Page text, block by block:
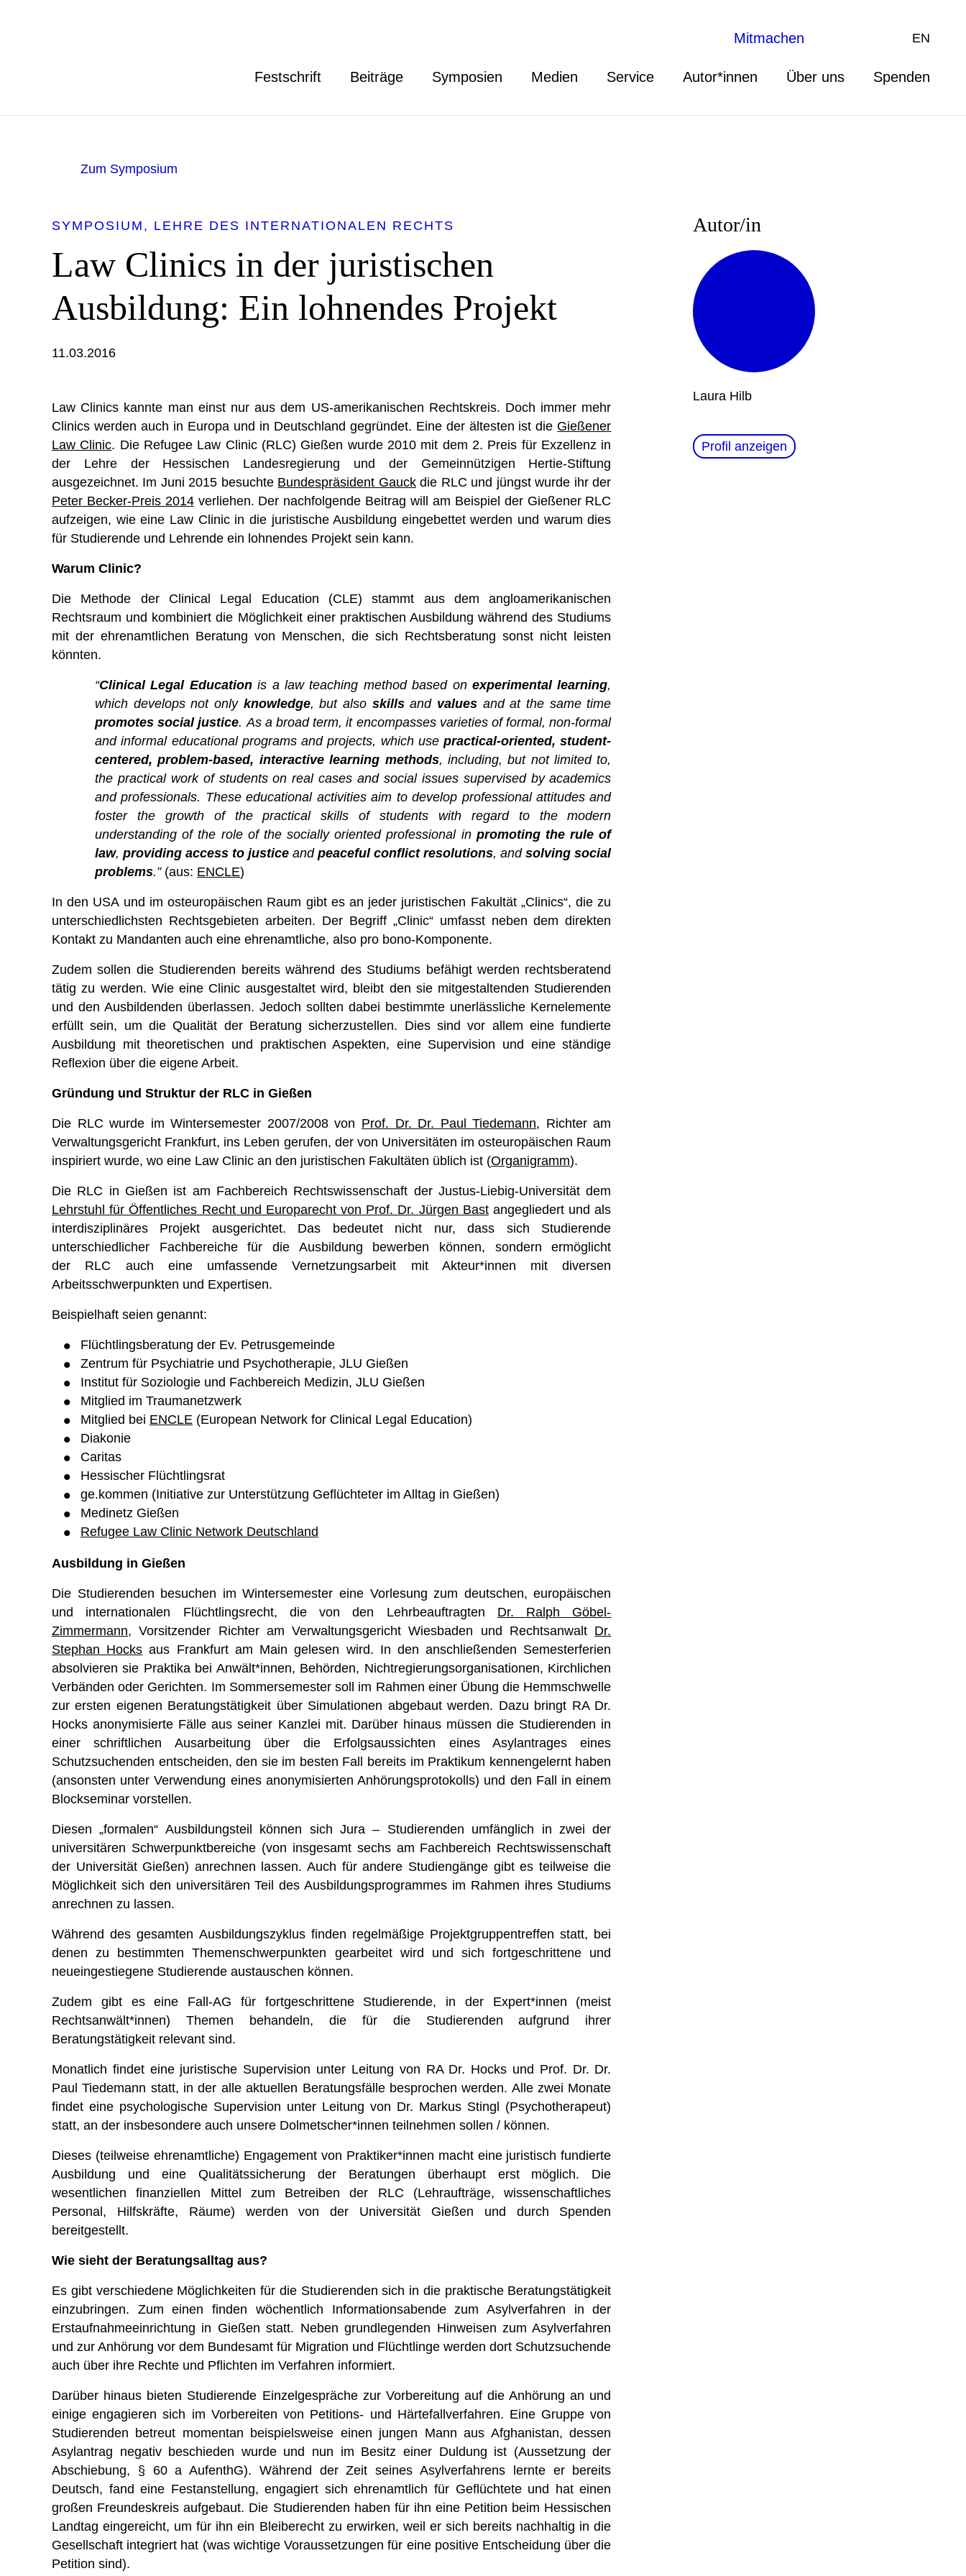
Festschrift Beiträge Symposien Medien Service Autor*innen Über uns Spenden
EN
Mitmachen
Zum Symposium
SYMPOSIUM LEHRE DES INTERNATIONALEN RECHTS
Law Clinics in der juristischen
Ausbildung: Ein lohnendes Projekt
11.03.2016
Law Clinics kannte man einst nur aus dem US-amerikanischen Rechtskreis. Doch immer mehr
Clinics werden auch in Europa und in Deutschland gegründet. Eine der ältesten ist die Gießener
Law Clinic. Die Refugee Law Clinic (RLC) Gießen wurde 2010 mit dem 2. Preis für Exzellenz in
der Lehre der Hessischen Landesregierung und der Gemeinnützigen Hertie-Stiftung
ausgezeichnet. Im Juni 2015 besuchte Bundespräsident Gauckdie RLC und jüngst wurde ihr der
Peter Becker-Preis 2014verliehen. Der nachfolgende Beitrag will am Beispiel der Gießener RLC
aufzeigen, wie eine Law Clinic in die juristische Ausbildung eingebettet werden und warum dies
für Studierende und Lehrende ein lohnendes Projekt sein kann.
Warum Clinic?
Die Methode der Clinical Legal Education (CLE) stammt aus dem angloamerikanischen
Rechtsraum und kombiniert die Möglichkeit einer praktischen Ausbildung während des Studiums
mit der ehrenamtlichen Beratung von Menschen, die sich Rechtsberatung sonst nicht leisten
könnten.
“Clinical Legal Educationis a law teaching method based onexperimental learning,
which develops not only knowledge, but also skillsand values and at the same time
promotes social justice. As a broad term, it encompasses varieties of formal, non-formal
and informal educational programs and projects, which usepractical-oriented, student-
centered, problem-based, interactive learning methods, including, but not limited to,
the practical work of students on real cases and social issues supervised by academics
and professionals. These educational activities aim to develop professional attitudes and
foster the growth of the practical skills of students with regard to the modern
understanding of the role of the socially oriented professional in promoting the rule of
law,providing access to justice andpeaceful conflict resolutions, andsolving social
problems.” (aus: ENCLE)
In den USA und im osteuropäischen Raum gibt es an jeder juristischen Fakultät „Clinics“, die zu
unterschiedlichsten Rechtsgebieten arbeiten. Der Begriff „Clinic“ umfasst neben dem direkten
Kontakt zu Mandanten auch eine ehrenamtliche, also pro bono-Komponente.
Zudem sollen die Studierenden bereits während des Studiums befähigt werden rechtsberatend
tätig zu werden. Wie eine Clinic ausgestaltet wird, bleibt den sie mitgestaltenden Studierenden
und den Ausbildenden überlassen. Jedoch sollten dabei bestimmte unerlässliche Kernelemente
erfüllt sein, um die Qualität der Beratung sicherzustellen. Dies sind vor allem eine fundierte
Ausbildung mit theoretischen und praktischen Aspekten, eine Supervision und eine ständige
Reflexion über die eigene Arbeit.
Gründung und Struktur der RLC in Gießen
Die RLC wurde im Wintersemester 2007/2008 von Prof. Dr. Dr. Paul Tiedemann, Richter am
Verwaltungsgericht Frankfurt, ins Leben gerufen, der von Universitäten im osteuropäischen Raum
inspiriert wurde, wo eine Law Clinic an den juristischen Fakultäten üblich ist (Organigramm).
Die RLC in Gießen ist am Fachbereich Rechtswissenschaft der Justus-Liebig-Universität dem
Lehrstuhl für Öffentliches Recht und Europarecht von Prof. Dr. Jürgen Bastangegliedert und als
interdisziplinäres Projekt ausgerichtet. Das bedeutet nicht nur, dass sich Studierende
unterschiedlicher Fachbereiche für die Ausbildung bewerben können, sondern ermöglicht
der RLC auch eine umfassende Vernetzungsarbeit mit Akteur*innen mit diversen
Arbeitsschwerpunkten und Expertisen.
Beispielhaft seien genannt:
Flüchtlingsberatung der Ev. Petrusgemeinde
Zentrum für Psychiatrie und Psychotherapie, JLU Gießen
Institut für Soziologie und Fachbereich Medizin, JLU Gießen
Mitglied im Traumanetzwerk
Mitglied bei ENCLE (European Network for Clinical Legal Education)
Diakonie
Caritas
Hessischer Flüchtlingsrat
ge.kommen (Initiative zur Unterstützung Geflüchteter im Alltag in Gießen)
Medinetz Gießen
Refugee Law Clinic Network Deutschland
Ausbildung in Gießen
Die Studierenden besuchen im Wintersemester eine Vorlesung zum deutschen, europäischen
und internationalen Flüchtlingsrecht, die von den Lehrbeauftragten Dr. Ralph Göbel-
Zimmermann, Vorsitzender Richter am Verwaltungsgericht Wiesbaden und Rechtsanwalt Dr.
Stephan Hocks aus Frankfurt am Main gelesen wird. In den anschließenden Semesterferien
absolvieren sie Praktika bei Anwält*innen, Behörden, Nichtregierungsorganisationen, Kirchlichen
Verbänden oder Gerichten. Im Sommersemester soll im Rahmen einer Übung die Hemmschwelle
zur ersten eigenen Beratungstätigkeit über Simulationen abgebaut werden. Dazu bringt RA Dr.
Hocks anonymisierte Fälle aus seiner Kanzlei mit. Darüber hinaus müssen die Studierenden in
einer schriftlichen Ausarbeitung über die Erfolgsaussichten eines Asylantrages eines
Schutzsuchenden entscheiden, den sie im besten Fall bereits im Praktikum kennengelernt haben
(ansonsten unter Verwendung eines anonymisierten Anhörungsprotokolls) und den Fall in einem
Blockseminar vorstellen.
Diesen „formalen“ Ausbildungsteil können sich Jura – Studierenden umfänglich in zwei der
universitären Schwerpunktbereiche (von insgesamt sechs am Fachbereich Rechtswissenschaft
der Universität Gießen) anrechnen lassen. Auch für andere Studiengänge gibt es teilweise die
Möglichkeit sich den universitären Teil des Ausbildungsprogrammes im Rahmen ihres Studiums
anrechnen zu lassen.
Während des gesamten Ausbildungszyklus finden regelmäßige Projektgruppentreffen statt, bei
denen zu bestimmten Themenschwerpunkten gearbeitet wird und sich fortgeschrittene und
neueingestiegene Studierende austauschen können.
Zudem gibt es eine Fall-AG für fortgeschrittene Studierende, in der Expert*innen (meist
Rechtsanwält*innen) Themen behandeln, die für die Studierenden aufgrund ihrer
Beratungstätigkeit relevant sind.
Monatlich findet eine juristische Supervision unter Leitung von RA Dr. Hocks und Prof. Dr. Dr.
Paul Tiedemann statt, in der alle aktuellen Beratungsfälle besprochen werden. Alle zwei Monate
findet eine psychologische Supervision unter Leitung von Dr. Markus Stingl (Psychotherapeut)
statt, an der insbesondere auch unsere Dolmetscher*innen teilnehmen sollen / können.
Dieses (teilweise ehrenamtliche) Engagement von Praktiker*innen macht eine juristisch fundierte
Ausbildung und eine Qualitätssicherung der Beratungen überhaupt erst möglich. Die
wesentlichen finanziellen Mittel zum Betreiben der RLC (Lehraufträge, wissenschaftliches
Personal, Hilfskräfte, Räume) werden von der Universität Gießen und durch Spenden
bereitgestellt.
Wie sieht der Beratungsalltag aus?
Es gibt verschiedene Möglichkeiten für die Studierenden sich in die praktische Beratungstätigkeit
einzubringen. Zum einen finden wöchentlich Informationsabende zum Asylverfahren in der
Erstaufnahmeeinrichtung in Gießen statt. Neben grundlegenden Hinweisen zum Asylverfahren
und zur Anhörung vor dem Bundesamt für Migration und Flüchtlinge werden dort Schutzsuchende
auch über ihre Rechte und Pflichten im Verfahren informiert.
Darüber hinaus bieten Studierende Einzelgespräche zur Vorbereitung auf die Anhörung an und
einige engagieren sich im Vorbereiten von Petitions- und Härtefallverfahren. Eine Gruppe von
Studierenden betreut momentan beispielsweise einen jungen Mann aus Afghanistan, dessen
Asylantrag negativ beschieden wurde und nun im Besitz einer Duldung ist (Aussetzung der
Abschiebung, § 60 a AufenthG). Während der Zeit seines Asylverfahrens lernte er bereits
Deutsch, fand eine Festanstellung, engagiert sich ehrenamtlich für Geflüchtete und hat einen
großen Freundeskreis aufgebaut. Die Studierenden haben für ihn eine Petition beim Hessischen
Landtag eingereicht, um für ihn ein Bleiberecht zu erwirken, weil er sich bereits nachhaltig in die
Gesellschaft integriert hat (was wichtige Voraussetzungen für eine positive Entscheidung über die
Petition sind).
Autor/in
Laura Hilb
Profil anzeigen